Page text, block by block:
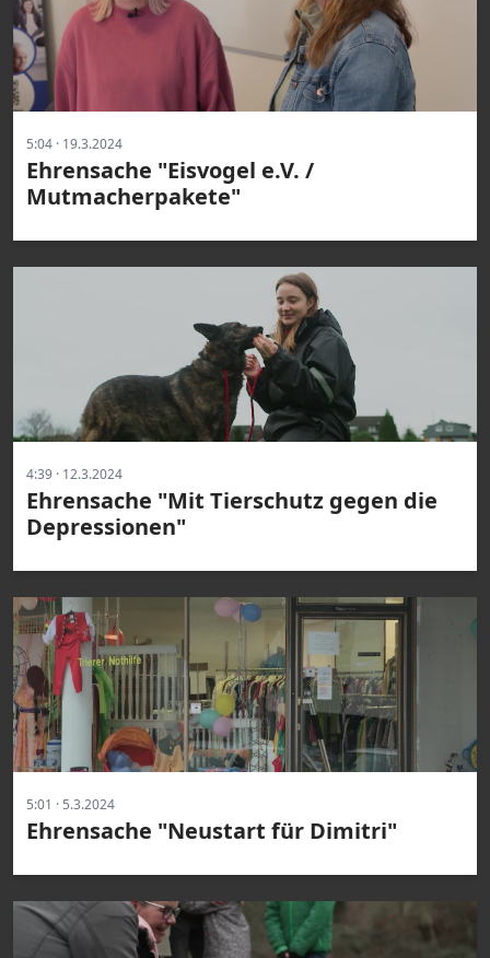
5:04 · 19.3.2024
Ehrensache "Eisvogel e.V. /
Mutmacherpakete"
4:39 · 12.3.2024
Ehrensache "Mit Tierschutz gegen die
Depressionen"
5:01 · 5.3.2024
Ehrensache "Neustart für Dimitri"